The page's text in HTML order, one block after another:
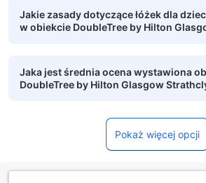
Jakie zasady dotyczące łóżek dla
w obiekcie DoubleTree by Hilton
Jaka jest średnia ocena wystawiona
DoubleTree by Hilton Glasgow
Pokaż więcej opcji